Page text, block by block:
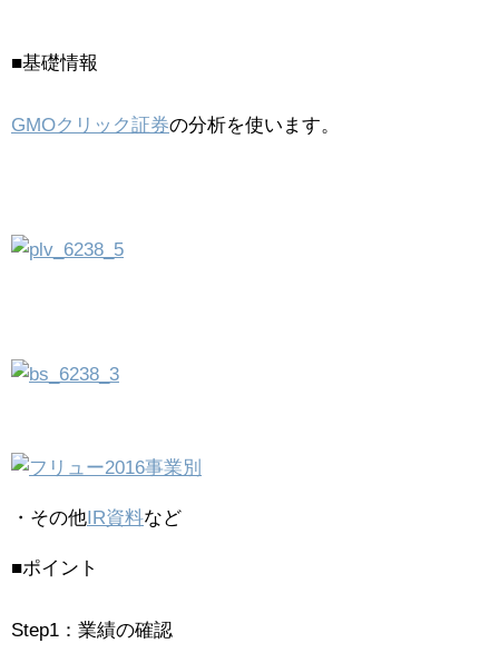
■基礎情報
GMOクリック証券の分析を使います。
・その他IR資料など
■ポイント
Step1：業績の確認